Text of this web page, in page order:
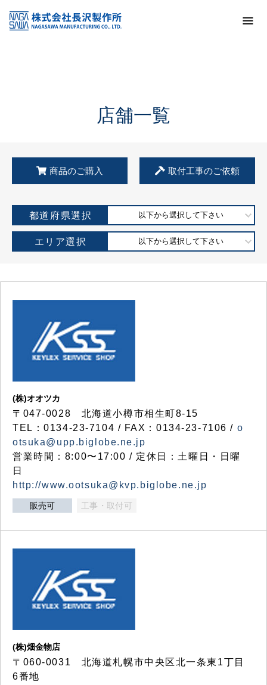
KSS加盟店・取扱店情報
店舗一覧
店舗一覧
商品のご購入 取付工事のご依頼
都道府県選択 以下から選択して下さい
エリア選択 以下から選択して下さい
(株)オオツカ
〒047-0028 北海道小樽市相生町8-15
TEL：0134-23-7104 / FAX：0134-23-7106 / o
otsuka@upp.biglobe.ne.jp
営業時間：8:00〜17:00 / 定休日：土曜日・日曜
日
http://www.ootsuka@kvp.biglobe.ne.jp
販売可 工事・取付可
(株)畑金物店
〒060-0031 北海道札幌市中央区北一条東1丁目
6番地